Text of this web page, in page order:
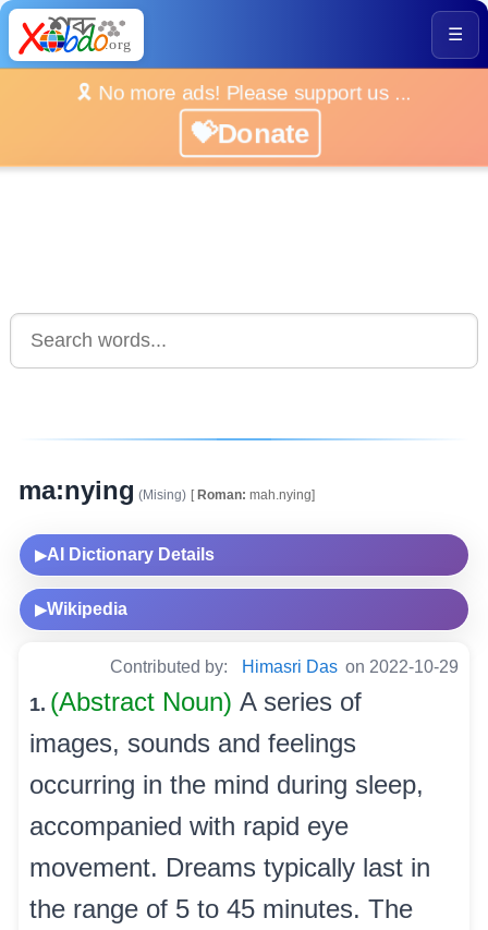
☰
🎗️ No more ads! Please support us ...
💝Donate
ma:nying (Mising) [Roman: mah.nying]
▶AI Dictionary Details
▶Wikipedia
Contributed by: Himasri Das on 2022-10-29
1. (Abstract Noun) A series of
images, sounds and feelings
occurring in the mind during sleep,
accompanied with rapid eye
movement. Dreams typically last in
the range of 5 to 45 minutes. The